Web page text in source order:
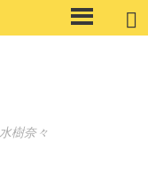
メ
イ
水樹奈々